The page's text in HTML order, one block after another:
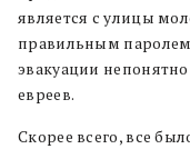
является с улицы
правильным
эвакуации
евреев.
Скорее всего, все